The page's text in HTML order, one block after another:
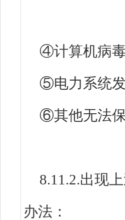
④计算机病
⑤电力系统
⑥其他无法
8.11.2.出现
办法：